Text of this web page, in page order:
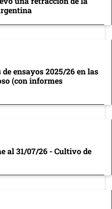
ensayos 2025/26 en las
(con informes
al 31/07/26 - Cultivo de